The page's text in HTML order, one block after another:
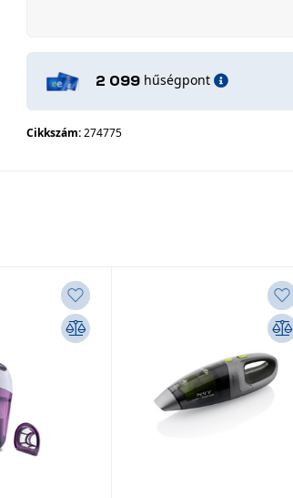
2 099 hűségpont
Cikkszám:274775